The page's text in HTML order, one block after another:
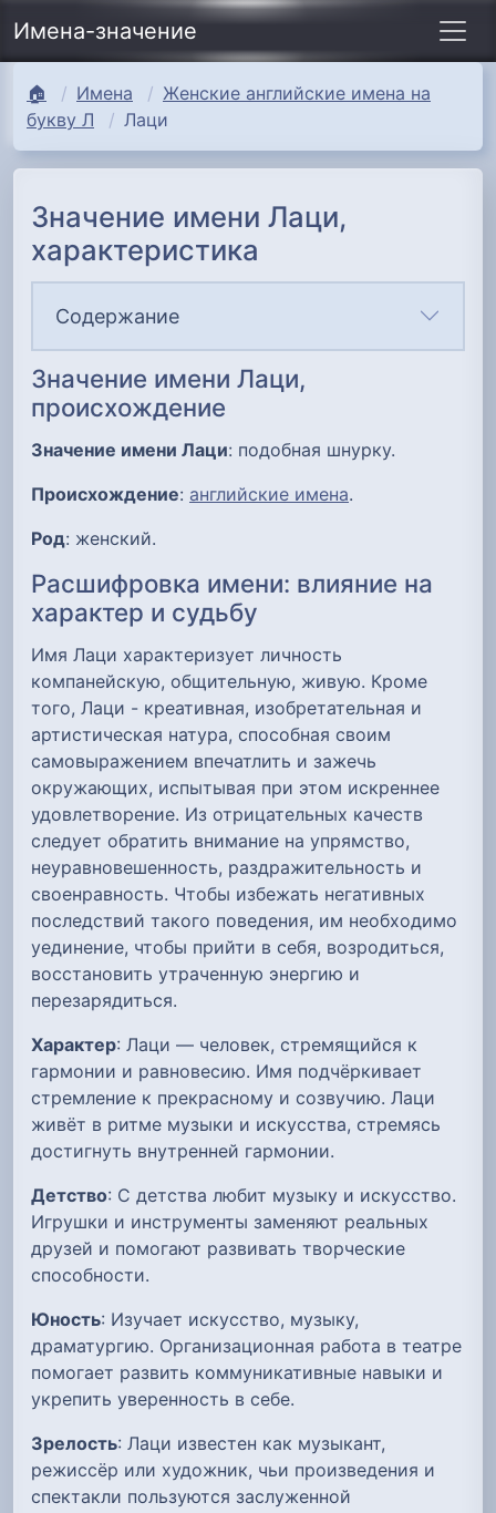
Имена-значение
🏠 Имена
Женские английские имена на
букву Л
Лаци
Значение имени Лаци,
характеристика
Содержание
Значение имени Лаци,
происхождение
Значение имени Лаци: подобная шнурку.
Происхождение: английские имена.
Род: женский.
Расшифровка имени: влияние на
характер и судьбу
Имя Лаци характеризует личность
компанейскую, общительную, живую. Кроме
того, Лаци - креативная, изобретательная и
артистическая натура, способная своим
самовыражением впечатлить и зажечь
окружающих, испытывая при этом искреннее
удовлетворение. Из отрицательных качеств
следует обратить внимание на упрямство,
неуравновешенность, раздражительность и
своенравность. Чтобы избежать негативных
последствий такого поведения, им необходимо
уединение, чтобы прийти в себя, возродиться,
восстановить утраченную энергию и
перезарядиться.
Характер: Лаци — человек, стремящийся к
гармонии и равновесию. Имя подчёркивает
стремление к прекрасному и созвучию. Лаци
живёт в ритме музыки и искусства, стремясь
достигнуть внутренней гармонии.
Детство: С детства любит музыку и искусство.
Игрушки и инструменты заменяют реальных
друзей и помогают развивать творческие
способности.
Юность: Изучает искусство, музыку,
драматургию. Организационная работа в театре
помогает развить коммуникативные навыки и
укрепить уверенность в себе.
Зрелость: Лаци известен как музыкант,
режиссёр или художник, чьи произведения и
спектакли пользуются заслуженной